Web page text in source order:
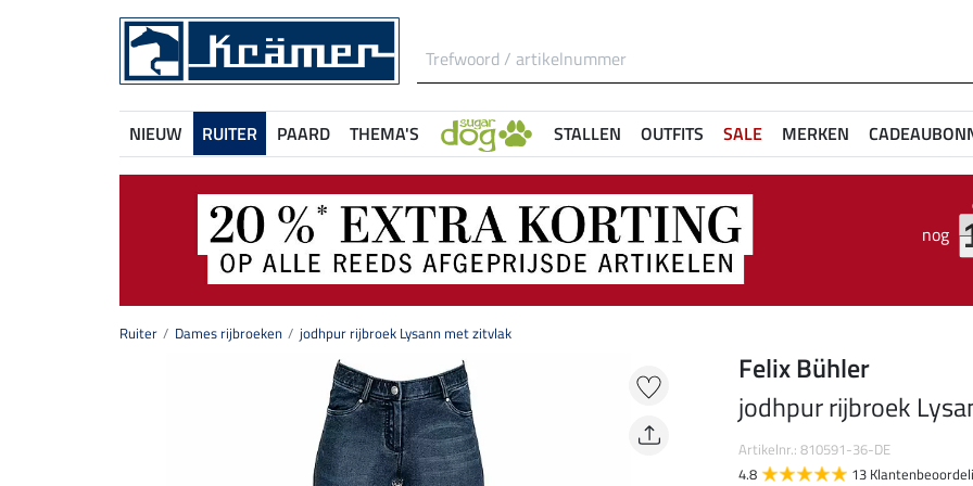
NIEUW RUITER PAARD THEMA'S STALLEN OUTFITS SALE MERKEN
nog
Ruiter Dames rijbroeken jodhpur rijbroek Lysann met zitvlak
Felix Bühler
jodhpur rijbroek
Artikelnr.: 810591-36-DE
4.8
13